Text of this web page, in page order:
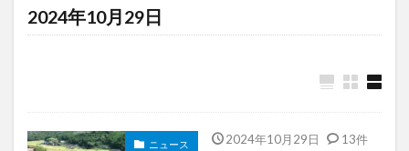
2024年10月29日
ニュース 2024年10月29日 13件